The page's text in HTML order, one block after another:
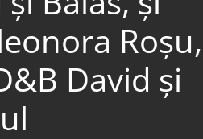
Roșu,
David și